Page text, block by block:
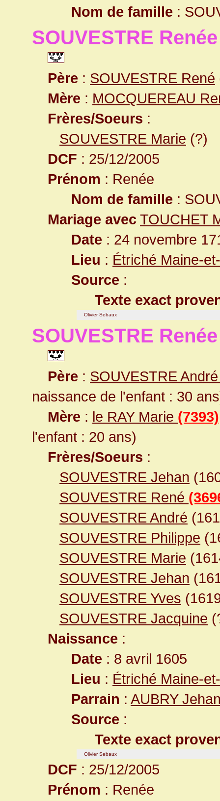
Nom de famille :
SOUVESTRE Renée
Père : SOUVESTRE René
Mère : MOCQUEREAU
Frères/Soeurs :
SOUVESTRE Marie (?)
DCF : 25/12/2005
Prénom : Renée
Nom de famille :
Mariage avec TOUCHET
Date : 24 novembre
Lieu : Étriché Maine-
Source :
Texte exact
Olivier Sebaux
SOUVESTRE Renée
Père : SOUVESTRE
naissance de l'enfant : 30
Mère : le RAY Marie (7393)
l'enfant : 20 ans)
Frères/Soeurs :
SOUVESTRE Jehan
SOUVESTRE René
SOUVESTRE André
SOUVESTRE Philippe
SOUVESTRE Marie
SOUVESTRE Jehan
SOUVESTRE Yves
SOUVESTRE Jacquine
Naissance :
Date : 8 avril 1605
Lieu : Étriché Maine-
Parrain : AUBRY
Source :
Texte exact
Olivier Sebaux
DCF : 25/12/2005
Prénom : Renée